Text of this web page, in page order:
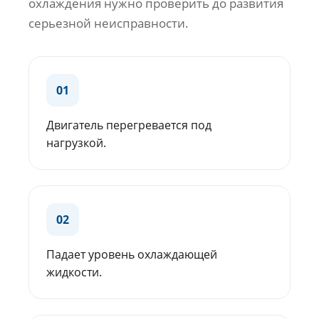
охлаждения нужно проверить до развития
серьезной неисправности.
01
Двигатель перегревается под
нагрузкой.
02
Падает уровень охлаждающей
жидкости.